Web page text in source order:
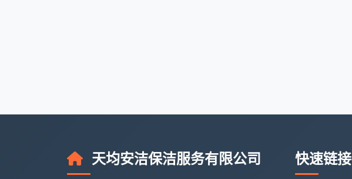
新房精装开荒（按建筑面积一口价全包）：
建筑面积 精装开荒一口价
天均安洁保洁服务有限公司 快速链接